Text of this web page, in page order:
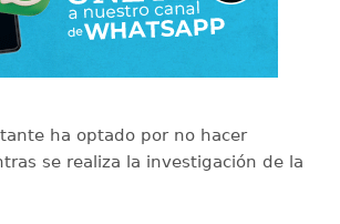
ha optado por no hacer
se realiza la investigación de la